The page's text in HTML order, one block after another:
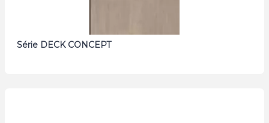
Série DECK CONCEPT